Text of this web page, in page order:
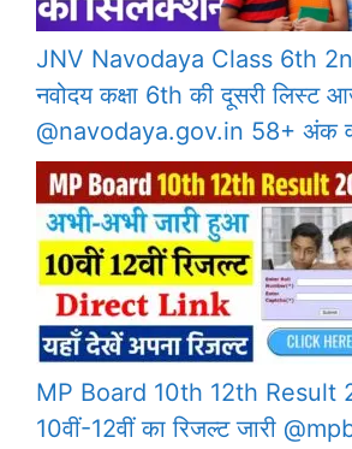
JNV Navodaya Class 6th
नवोदय कक्षा 6th की दूसरी लिस्ट
@navodaya.gov.in 58+ अंक
MP Board 10th 12th Result
10वीं-12वीं का रिजल्ट जारी